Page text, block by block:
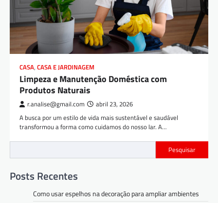
CASA, CASA E JARDINAGEM
Limpeza e Manutenção Doméstica com
Produtos Naturais
r.analise@gmail.com abril 23, 2026
A busca por um estilo de vida mais sustentável e saudável
transformou a forma como cuidamos do nosso lar. A…
Pesquisar
Posts Recentes
Como usar espelhos na decoração para ampliar ambientes